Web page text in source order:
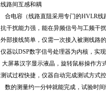
线路间互感和耦
合电容（线路直阻采用专门的HVLR线
抗干扰能力强，能在异频信号与工频干
外部接线简单，仅需一次接入被测线路
仪器以DSP数字信号处理器为内核，实
大屏幕汉字显示液晶，旋转鼠标操作方
测试过程快捷，仪器自动完成测试方式
数的测量约一分钟就能完成，试验时